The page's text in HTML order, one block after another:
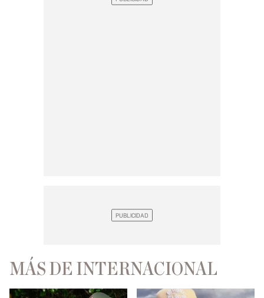
MÁS DE INTERNACIONAL